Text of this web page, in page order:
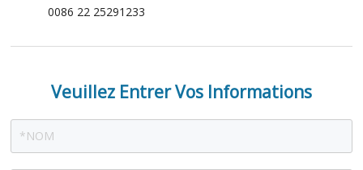
0086 22 25291233
Veuillez Entrer Vos Informations